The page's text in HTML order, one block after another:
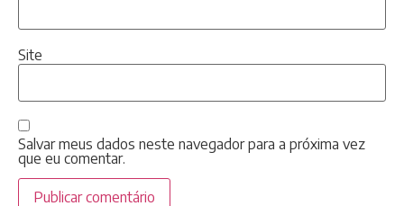
Site
Salvar meus dados neste navegador para a próxima vez
que eu comentar.